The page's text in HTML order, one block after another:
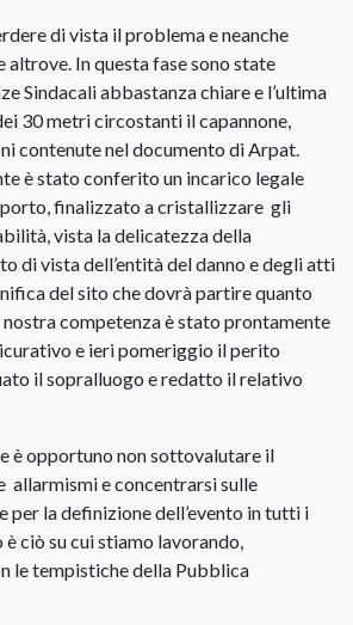
di vista il problema e neanche
altrove. In questa fase sono state
Sindacali abbastanza chiare e l’ultima
30 metri circostanti il capannone,
contenute nel documento di Arpat.
è stato conferito un incarico legale
finalizzato a cristallizzare gli
vista la delicatezza della
di vista dell’entità del danno e degli atti
del sito che dovrà partire quanto
competenza è stato prontamente
e ieri pomeriggio il perito
il sopralluogo e redatto il relativo
è opportuno non sottovalutare il
allarmismi e concentrarsi sulle
per la definizione dell’evento in tutti i
ciò su cui stiamo lavorando,
le tempistiche della Pubblica